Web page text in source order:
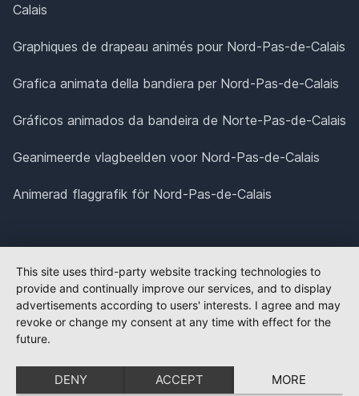
Calais
Graphiques de drapeau animés pour Nord-Pas-de-Calais
Grafica animata della bandiera per Nord-Pas-de-Calais
Gráficos animados da bandeira de Norte-Pas-de-Calais
Geanimeerde vlagbeelden voor Nord-Pas-de-Calais
Animerad flaggrafik för Nord-Pas-de-Calais
This site uses third-party website tracking technologies to
provide and continually improve our services, and to display
advertisements according to users' interests. I agree and may
revoke or change my consent at any time with effect for the
future.
DENY ACCEPT MORE